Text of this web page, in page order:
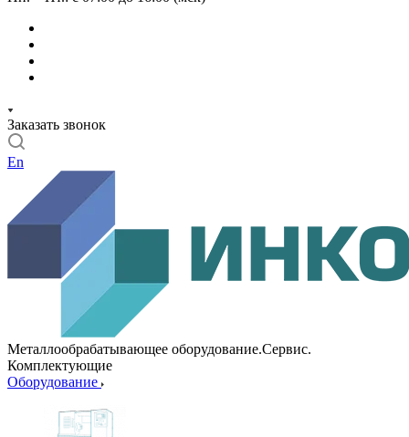
Заказать звонок
En
Металлообрабатывающее оборудование.Сервис.
Комплектующие
Оборудование